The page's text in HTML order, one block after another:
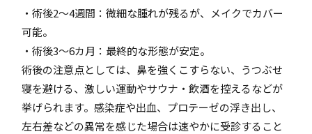
・術後2～4週間：微細な腫れが残るが、メイクでカバー
可能。
・術後3～6カ月：最終的な形態が安定。
術後の注意点としては、鼻を強くこすらない、うつぶせ
寝を避ける、激しい運動やサウナ・飲酒を控えるなどが
挙げられます。感染症や出血、プロテーゼの浮き出し、
左右差などの異常を感じた場合は速やかに受診すること